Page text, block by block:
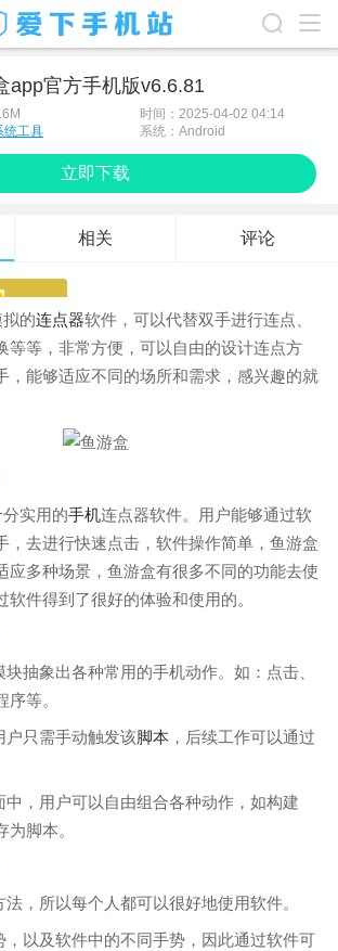
应用排行榜
最新游戏
最新应用
手机使用
游戏攻略
app官方手机版v6.6.81
时间：2025-04-02 04:14
统工具 系统：Android
立即下载
相关 评论
的连点器软件，可以代替双手进行连点、
等等，非常方便，可以自由的设计连点方
，能够适应不同的场所和需求，感兴趣的就
实用的手机连点器软件。用户能够通过软
，去进行快速点击，软件操作简单，鱼游盒
应多种场景，鱼游盒有很多不同的功能去使
软件得到了很好的体验和使用的。
抽象出各种常用的手机动作。如：点击、
等。
户只需手动触发该脚本 ，后续工作可以通过
中，用户可以自由组合各种动作，如构建
脚本。
，所以每个人都可以很好地使用软件。
，以及软件中的不同手势，因此通过软件可